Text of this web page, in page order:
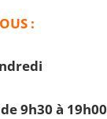
:
9h30 à 19h00